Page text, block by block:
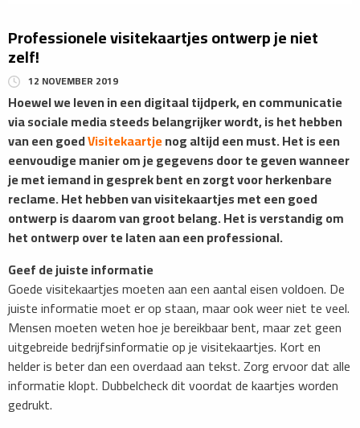
Professionele visitekaartjes ontwerp je niet
zelf!
12 NOVEMBER 2019
Hoewel we leven in een digitaal tijdperk, en communicatie
via sociale media steeds belangrijker wordt, is het hebben
van een goedVisitekaartjenog altijd een must. Het is een
eenvoudige manier om je gegevens door te geven wanneer
je met iemand in gesprek bent en zorgt voor herkenbare
reclame. Het hebben van visitekaartjes met een goed
ontwerp is daarom van groot belang. Het is verstandig om
het ontwerp over te laten aan een professional.
Geef de juiste informatie
Goede visitekaartjes moeten aan een aantal eisen voldoen. De
juiste informatie moet er op staan, maar ook weer niet te veel.
Mensen moeten weten hoe je bereikbaar bent, maar zet geen
uitgebreide bedrijfsinformatie op je visitekaartjes. Kort en
helder is beter dan een overdaad aan tekst. Zorg ervoor dat alle
informatie klopt. Dubbelcheck dit voordat de kaartjes worden
gedrukt.